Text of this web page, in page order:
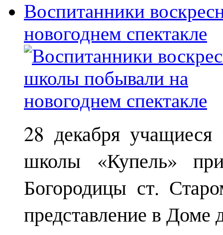
Воспитанники
новогоднем спектакле
28 декабря
школы «Купель»
Богородицы ст.
представление в Доме